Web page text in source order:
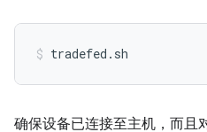
确保设备已连接至主机，而且